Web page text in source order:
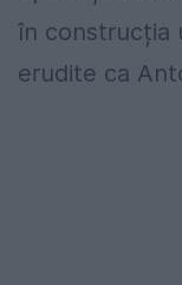
în construcția
erudite ca